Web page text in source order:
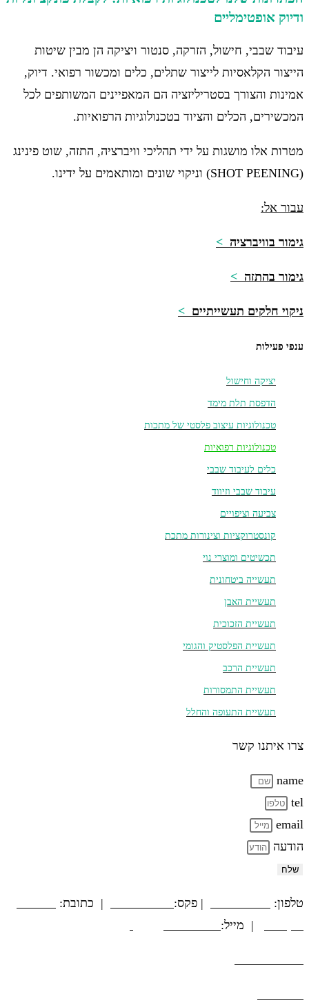
ודיוק אופטימליים
עיבוד שבבי, חישול, הזרקה, סנטור ויציקה הן מבין שיטות
הייצור הקלאסיות לייצור שתלים, כלים ומכשור רפואי. דיוק,
אמינות והצורך בסטריליזציה הם המאפיינים המשותפים לכל
המכשירים, הכלים והציוד בטכנולוגיות הרפואיות.
מטרות אלו מושגות על ידי תהליכי וויברציה, התזה, שוט פינינג
(SHOT PEENING) וניקוי שונים ומותאמים על ידינו.
עבור אל:
גימור בוויברציה >
גימור בהתזה >
ניקוי חלקים תעשייתיים >
ענפי פעילות
יציקה וחישול
הדפסת תלת מימד
טכנולוגיות עיצוב פלסטי של מתכות
טכנולוגיות רפואיות
כלים לעיבוד שבבי
עיבוד שבבי וזיווד
צביעה וציפויים
קונסטרוקציות וצינורות מתכת
תכשיטים ומוצרי נוי
תעשייה ביטחונית
תעשיית האבן
תעשיית הזכוכית
תעשיית הפלסטיק והגומי
תעשיית הרכב
תעשיית התמסורות
תעשיית התעופה והחלל
צרו איתנו קשר
name
tel
email
הודעה
שלח
טלפון: | פקס: | כתובת:
| מייל: